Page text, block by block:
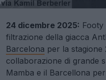
24 dicembre 2025:
filtrazione della giacca
Barcelona per la
collaborazione di grande
Mamba e il Barcellona